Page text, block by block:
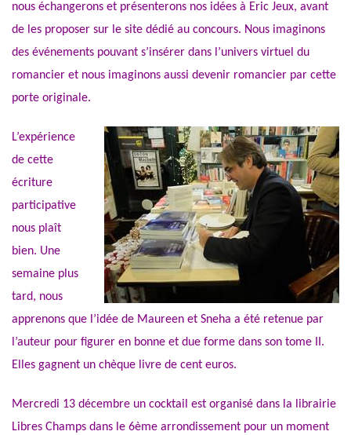
nous échangerons et présenterons nos idées à Eric Jeux, avant
de les proposer sur le site dédié au concours. Nous imaginons
des événements pouvant s’insérer dans l’univers virtuel du
romancier et nous imaginons aussi devenir romancier par cette
porte originale.
L’expérience
de cette
écriture
participative
nous plaît
bien. Une
semaine plus
tard, nous
apprenons que l’idée de Maureen et Sneha a été retenue par
l’auteur pour figurer en bonne et due forme dans son tome II.
Elles gagnent un chèque livre de cent euros.
Mercredi 13 décembre un cocktail est organisé dans la librairie
Libres Champs dans le 6ème arrondissement pour un moment